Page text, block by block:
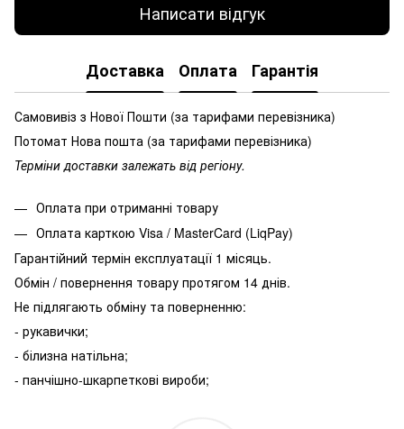
Написати відгук
Доставка Оплата Гарантія
Самовивіз з Нової Пошти (за тарифами перевізника)
Потомат Нова пошта (за тарифами перевізника)
Терміни доставки залежать від регіону.
Оплата при отриманні товару
Оплата карткою Visa / MasterCard (LiqPay)
Гарантійний термін експлуатації 1 місяць.
Обмін / повернення товару протягом 14 днів.
Не підлягають обміну та поверненню:
- рукавички;
- білизна натільна;
- панчішно-шкарпеткові вироби;